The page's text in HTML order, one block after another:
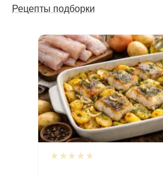
Рецепты подборки
★★★★★